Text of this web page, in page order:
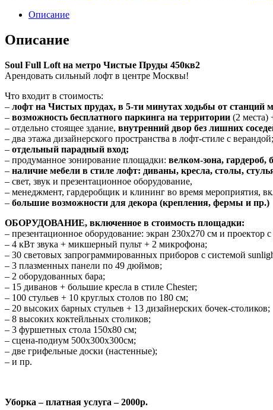
Описание
Описание
Soul Full Loft на метро Чистые Пруды 450кв2
Арендовать сильный лофт в центре Москвы!
Что входит в стоимость:
– лофт на Чистых прудах, в 5-ти минутах ходьбы от станций
– возможность бесплатного паркинга на территории (2 места)
– отдельно стоящее здание, внутренний двор без лишних
– два этажа дизайнерского пространства в лофт-стиле с верандой;
– отдельный парадный вход;
– продуманное зонирование площадки: велком-зона, гардероб,
– наличие мебели в стиле лофт: диваны, кресла, столы,
– свет, звук и презентационное оборудование,
– менеджмент, гардеробщик и клининг во время мероприятия,
– большие возможности для декора (крепления, фермы и пр.)
ОБОРУДОВАНИЕ, включенное в стоимость площадки:
– презентационное оборудование: экран 230х270 см и проектор
– 4 кВт звука + микшерный пульт + 2 микрофона;
– 30 световых запрограммированных приборов с системой
– 3 плазменных панели по 49 дюймов;
– 2 оборудованных бара;
– 15 диванов + большие кресла в стиле Chester;
– 100 стульев + 10 круглых столов по 180 см;
– 20 высоких барных стульев + 13 дизайнерских бочек-столиков;
– 8 высоких коктейльных столиков;
– 3 фуршетных стола 150х80 см;
– сцена-подиум 500х300х300см;
– две грифельные доски (настенные);
– и пр.
Уборка – платная услуга – 2000р.